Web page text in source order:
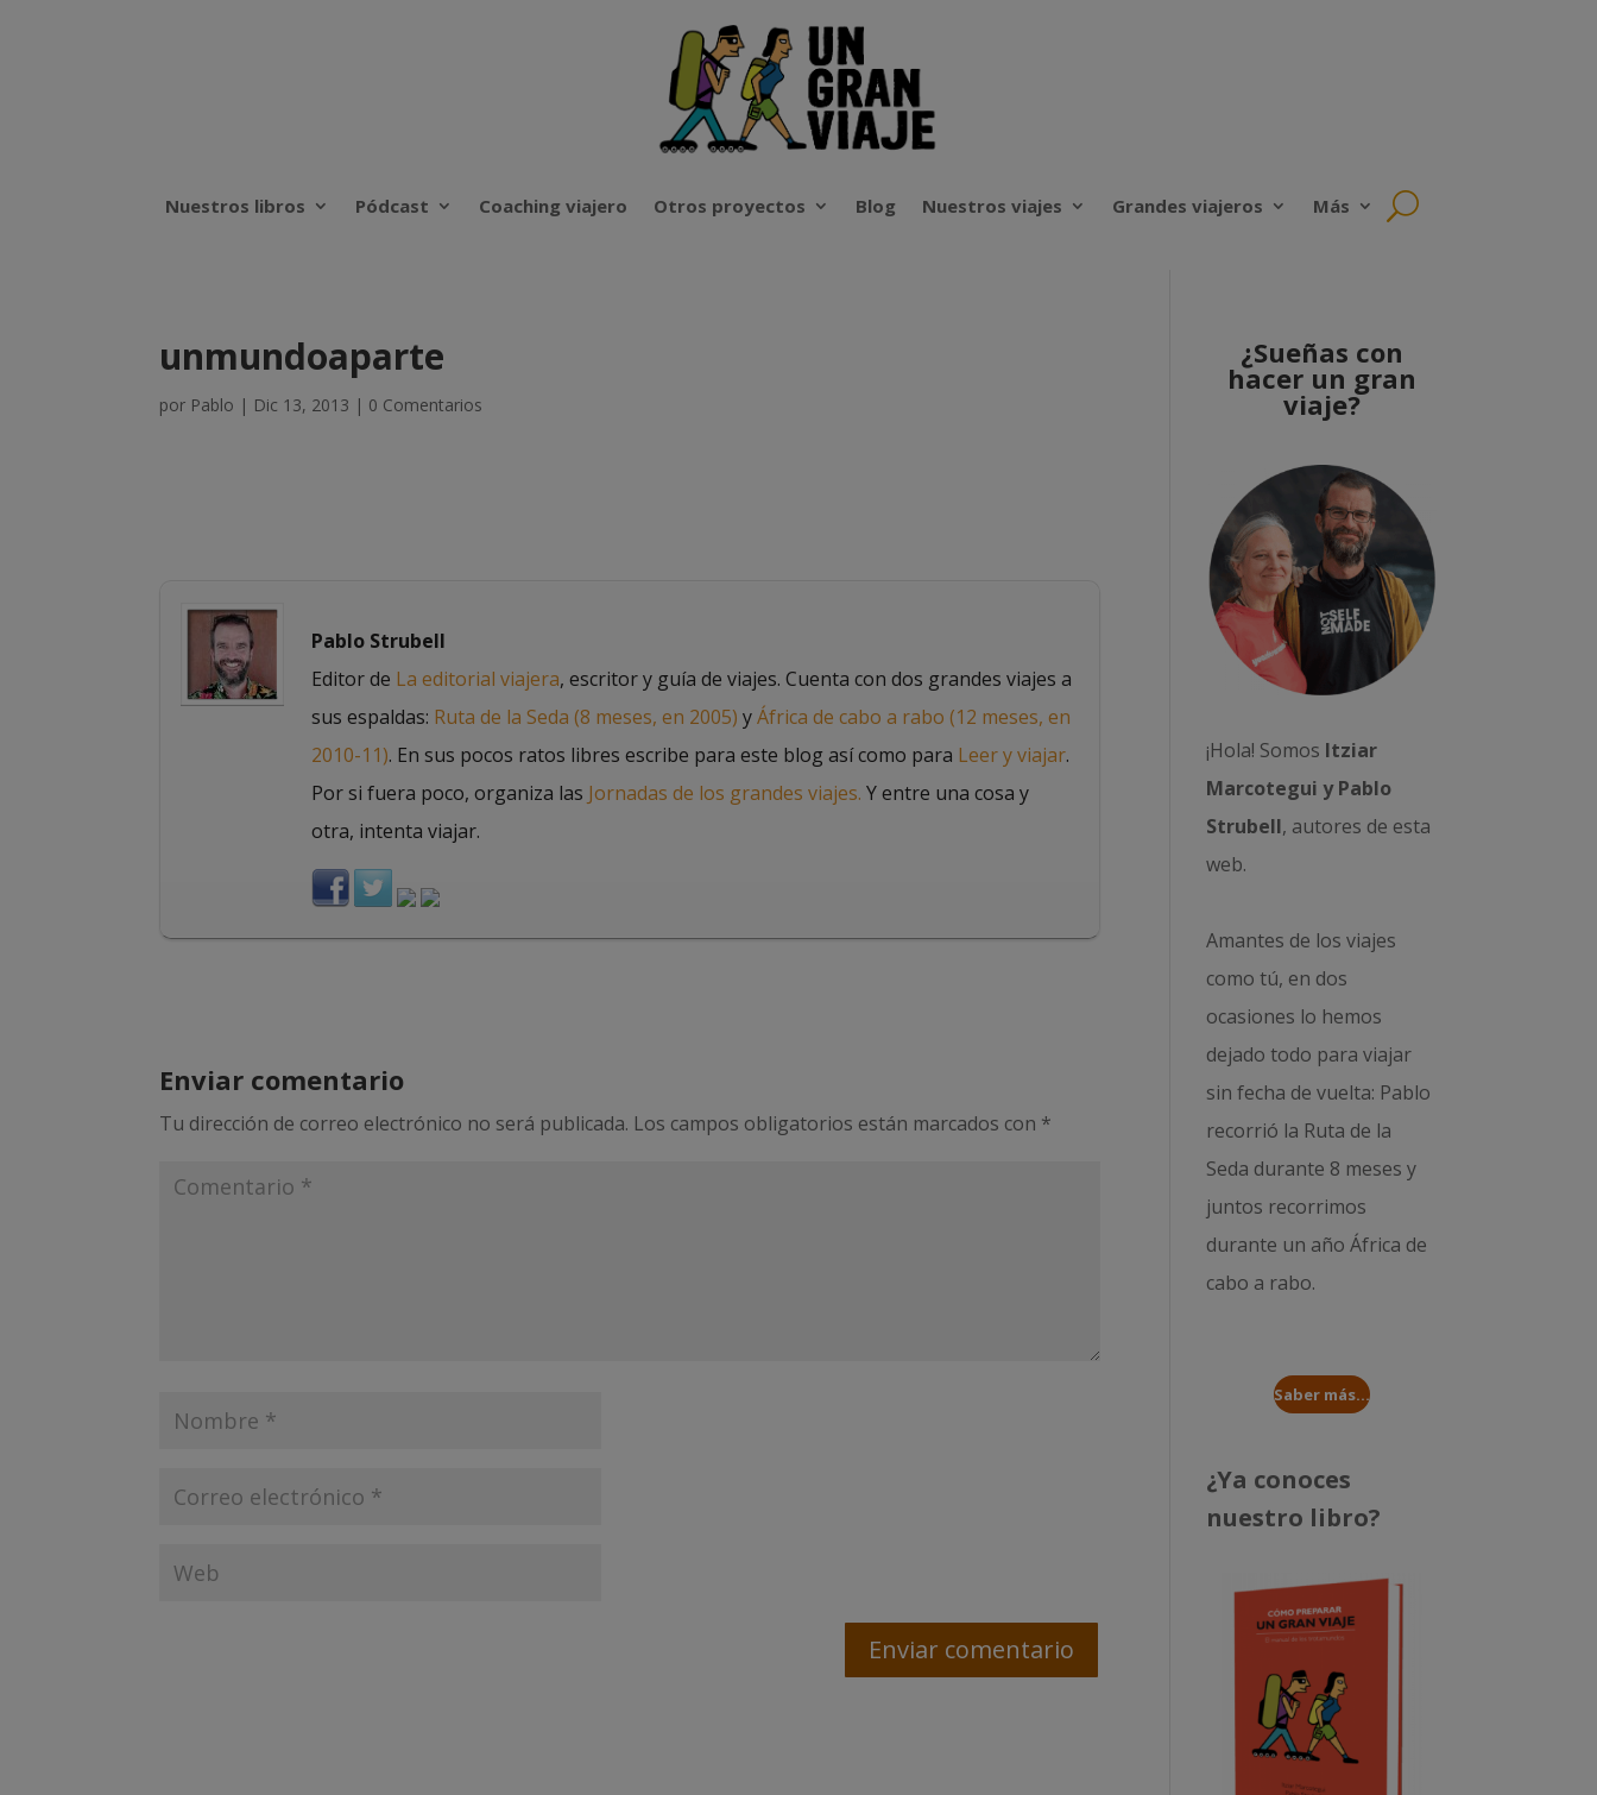
Nuestros libros Pódcast Coaching viajero Otros proyectos Blog Nuestros viajes Grandes viajeros Más
unmundoaparte
por Pablo | Dic 13, 2013 | 0 Comentarios
Pablo Strubell
Editor de La editorial viajera, escritor y guía de viajes. Cuenta con dos grandes viajes a
sus espaldas: Ruta de la Seda (8 meses, en 2005) yÁfrica de cabo a rabo (12 meses, en
2010-11). En sus pocos ratos libres escribe para este blog así como para Leer y viajar.
Por si fuera poco, organiza las Jornadas de los grandes viajes. Y entre una cosa y
otra, intenta viajar.
Enviar comentario
Tu dirección de correo electrónico no será publicada. Los campos obligatorios están marcados con *
¿Sueñas con
hacer un gran
viaje?
¡Hola! Somos Itziar
Marcotegui y Pablo
Strubell, autores de esta
web.
Amantes de los viajes
como tú, en dos
ocasiones lo hemos
dejado todo para viajar
sin fecha de vuelta: Pablo
recorrió la Ruta de la
Seda durante 8 meses y
juntos recorrimos
durante un añoÁfrica de
cabo a rabo.
Saber más...
¿Ya conoces
nuestro libro?